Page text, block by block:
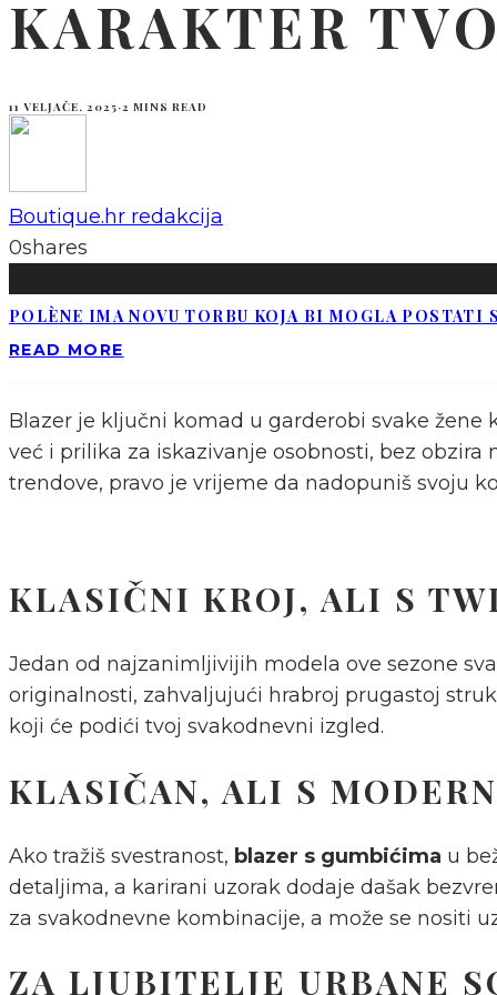
KARAKTER
11 VELJAČE, 2025·2 MINS READ
Boutique.hr redakcija
0shares
POLÈNE IMA NOVU TORBU KOJA BI MOGLA
READ MORE
Blazer je ključni komad u garderobi svake
već i prilika za iskazivanje osobnosti, bez
trendove, pravo je vrijeme da nadopuniš svoju
KLASIČNI KROJ, ALI S
Jedan od najzanimljivijih modela ove sezone
originalnosti, zahvaljujući hrabroj prugastoj
koji će podići tvoj svakodnevni izgled.
KLASIČAN, ALI S
Ako tražiš svestranost, blazer s gumbićima u
detaljima, a karirani uzorak dodaje dašak
za svakodnevne kombinacije, a može se nositi
ZA LJUBITELJE URBANE